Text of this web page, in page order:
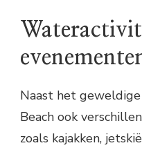
Naast het
Beach ook
zoals kajakken,